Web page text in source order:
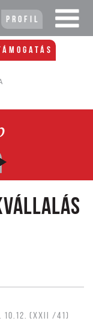
Profil
10.12. (XXII /41)